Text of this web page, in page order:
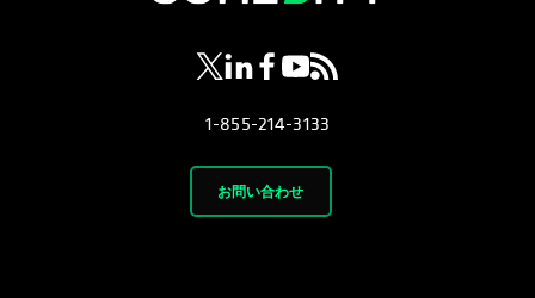
1-855-214-3133
お問い合わせ